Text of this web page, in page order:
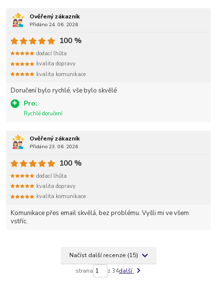
Ověřený zákazník
Přidáno 24. 06. 2026
Doručení bylo rychlé, vše bylo skvělé
Pro:
Rychlé doručení
100 %
dodací lhůta
kvalita dopravy
kvalita komunikace
Ověřený zákazník
Přidáno 23. 06. 2026
Komunikace přes email skvělá, bez problému. Vyšli mi ve všem
vstříc.
100 %
dodací lhůta
kvalita dopravy
kvalita komunikace
Načíst další recenze (15)
strana z 34další